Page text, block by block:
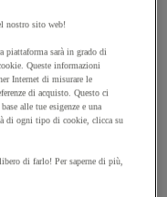
nostro sito web!
piattaforma sarà in grado di
Queste informazioni
Internet di misurare le
di acquisto. Questo ci
alle tue esigenze e una
di ogni tipo di cookie, clicca su
di farlo! Per saperne di più,